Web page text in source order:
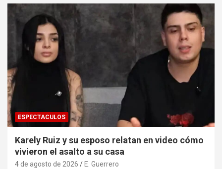
ESPECTACULOS
Karely Ruiz y su esposo relatan en video cómo
vivieron el asalto a su casa
4 de agosto de 2026 E. Guerrero